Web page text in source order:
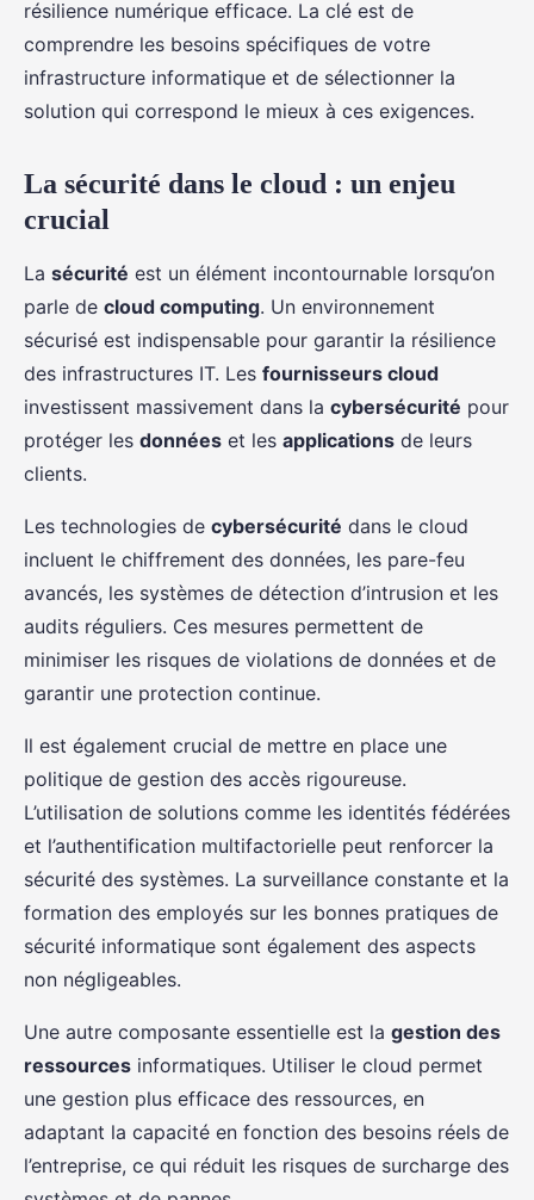
résilience numérique efficace. La clé est de
comprendre les besoins spécifiques de votre
infrastructure informatique et de sélectionner la
solution qui correspond le mieux à ces exigences.
La sécurité dans le cloud : un enjeu
crucial
La sécurité est un élément incontournable lorsqu’on
parle de cloud computing. Un environnement
sécurisé est indispensable pour garantir la résilience
des infrastructures IT. Les fournisseurs cloud
investissent massivement dans la cybersécurité pour
protéger les données et les applications de leurs
clients.
Les technologies de cybersécurité dans le cloud
incluent le chiffrement des données, les pare-feu
avancés, les systèmes de détection d’intrusion et les
audits réguliers. Ces mesures permettent de
minimiser les risques de violations de données et de
garantir une protection continue.
Il est également crucial de mettre en place une
politique de gestion des accès rigoureuse.
L’utilisation de solutions comme les identités fédérées
et l’authentification multifactorielle peut renforcer la
sécurité des systèmes. La surveillance constante et la
formation des employés sur les bonnes pratiques de
sécurité informatique sont également des aspects
non négligeables.
Une autre composante essentielle est la gestion des
ressources informatiques. Utiliser le cloud permet
une gestion plus efficace des ressources, en
adaptant la capacité en fonction des besoins réels de
l’entreprise, ce qui réduit les risques de surcharge des